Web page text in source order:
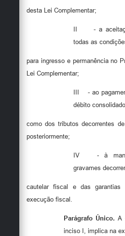
desta Lei Complementar;
- a
todas as
para ingresso e permanência no
Lei Complementar;
- ao
débito
como dos tributos decorrentes
posteriormente;
IV
- à
gravames
cautelar fiscal e das garantias
execução fiscal.
Parágrafo Único. A
inciso I, implica na